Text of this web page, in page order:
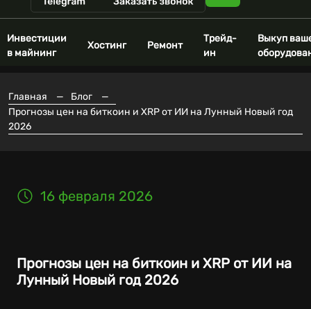
Инвестиции
в майнинг
Хостинг Ремонт
Трейд-
ин
Выкуп
Главная — Блог
—
Прогнозы цен на биткоин и XRP от ИИ на Лунный Новый год
2026
16 февраля 2026
Прогнозы цен на биткоин и XRP от ИИ на
Лунный Новый год 2026